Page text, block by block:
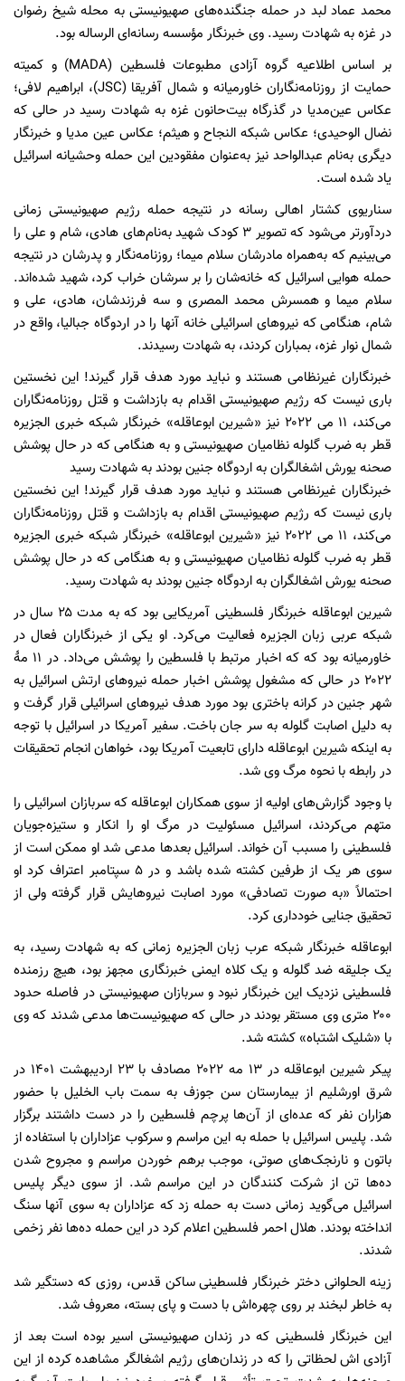
محمد عماد لبد در حمله جنگنده‌های صهیونیستی به محله شیخ رضوان
در غزه به شهادت رسید. وی خبرنگار مؤسسه رسانه‌ای الرساله بود.
بر اساس اطلاعیه گروه آزادی مطبوعات فلسطین (MADA) و کمیته
حمایت از روزنامه‌نگاران خاورمیانه و شمال آفریقا (JSC)، ابراهیم لافی؛
عکاس عین‌مدیا در گذرگاه بیت‌حانون غزه به شهادت رسید در حالی که
نضال الوحیدی؛ عکاس شبکه النجاح و هیثم؛ عکاس عین مدیا و خبرنگار
دیگری به‌نام عبدالواحد نیز به‌عنوان مفقودین این حمله وحشیانه اسرائیل
یاد شده است.
سناریوی کشتار اهالی رسانه در نتیجه حمله رژیم صهیونیستی زمانی
دردآورتر می‌شود که تصویر ۳ کودک شهید به‌نام‌های هادی، شام و علی را
می‌بینیم که به‌همراه مادرشان سلام میما؛ روزنامه‌نگار و پدرشان در نتیجه
حمله هوایی اسرائیل که خانه‌شان را بر سرشان خراب کرد، شهید شده‌اند.
سلام میما و همسرش محمد المصری و سه فرزندشان، هادی، علی و
شام، هنگامی که نیروهای اسرائیلی خانه آنها را در اردوگاه جبالیا، واقع در
شمال نوار غزه، بمباران کردند، به شهادت رسیدند.
خبرنگاران غیرنظامی هستند و نباید مورد هدف قرار گیرند! این نخستین
باری نیست که رژیم صهیونیستی اقدام به بازداشت و قتل روزنامه‌نگاران
می‌کند، ۱۱ می ۲۰۲۲ نیز «شیرین ابوعاقله» خبرنگار شبکه خبری الجزیره
قطر به ضرب گلوله نظامیان صهیونیستی و به هنگامی که در حال پوشش
صحنه یورش اشغالگران به اردوگاه جنین بودند به شهادت رسید
خبرنگاران غیرنظامی هستند و نباید مورد هدف قرار گیرند! این نخستین
باری نیست که رژیم صهیونیستی اقدام به بازداشت و قتل روزنامه‌نگاران
می‌کند، ۱۱ می ۲۰۲۲ نیز «شیرین ابوعاقله» خبرنگار شبکه خبری الجزیره
قطر به ضرب گلوله نظامیان صهیونیستی و به هنگامی که در حال پوشش
صحنه یورش اشغالگران به اردوگاه جنین بودند به شهادت رسید.
شیرین ابوعاقله خبرنگار فلسطینی آمریکایی بود که به مدت ۲۵ سال در
شبکه عربی زبان الجزیره فعالیت می‌کرد. او یکی از خبرنگاران فعال در
خاورمیانه بود که که اخبار مرتبط با فلسطین را پوشش می‌داد. در ۱۱ مهٔ
۲۰۲۲ در حالی که مشغول پوشش اخبار حمله نیروهای ارتش اسرائیل به
شهر جنین در کرانه باختری بود مورد هدف نیروهای اسرائیلی قرار گرفت و
به دلیل اصابت گلوله به سر جان باخت. سفیر آمریکا در اسرائیل با توجه
به اینکه شیرین ابوعاقله دارای تابعیت آمریکا بود، خواهان انجام تحقیقات
در رابطه با نحوه مرگ وی شد.
با وجود گزارش‌های اولیه از سوی همکاران ابوعاقله که سربازان اسرائیلی را
متهم می‌کردند، اسرائیل مسئولیت در مرگ او را انکار و ستیزه‌جویان
فلسطینی را مسبب آن خواند. اسرائیل بعدها مدعی شد او ممکن است از
سوی هر یک از طرفین کشته شده باشد و در ۵ سپتامبر اعتراف کرد او
احتمالاً «به صورت تصادفی» مورد اصابت نیروهایش قرار گرفته ولی از
تحقیق جنایی خودداری کرد.
ابوعاقله خبرنگار شبکه عرب زبان الجزیره زمانی که به شهادت رسید، به
یک جلیقه ضد گلوله و یک کلاه ایمنی خبرنگاری مجهز بود، هیچ رزمنده
فلسطینی نزدیک این خبرنگار نبود و سربازان صهیونیستی در فاصله حدود
۲۰۰ متری وی مستقر بودند در حالی که صهیونیست‌ها مدعی شدند که وی
با «شلیک اشتباه» کشته شد.
پیکر شیرین ابوعاقله در ۱۳ مه ۲۰۲۲ مصادف با ۲۳ اردیبهشت ۱۴۰۱ در
شرق اورشلیم از بیمارستان سن جوزف به سمت باب الخلیل با حضور
هزاران نفر که عده‌ای از آن‌ها پرچم فلسطین را در دست داشتند برگزار
شد. پلیس اسرائیل با حمله به این مراسم و سرکوب عزاداران با استفاده از
باتون و نارنجک‌های صوتی، موجب برهم خوردن مراسم و مجروح شدن
ده‌ها تن از شرکت کنندگان در این مراسم شد. از سوی دیگر پلیس
اسرائیل می‌گوید زمانی دست به حمله زد که عزاداران به سوی آنها سنگ
انداخته بودند. هلال احمر فلسطین اعلام کرد در این حمله ده‌ها نفر زخمی
شدند.
زینه الحلوانی دختر خبرنگار فلسطینی ساکن قدس، روزی که دستگیر شد
به خاطر لبخند بر روی چهره‌اش با دست و پای بسته، معروف شد.
این خبرنگار فلسطینی که در زندان صهیونیستی اسیر بوده است بعد از
آزادی اش لحظاتی را که در زندان‌های رژیم اشغالگر مشاهده کرده از این